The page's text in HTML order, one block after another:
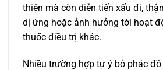
thiện mà còn diễn tiến xấu đi,
dị ứng hoặc ảnh hưởng tới hoạt
thuốc điều trị khác.
Nhiều trường hợp tự ý bỏ phác